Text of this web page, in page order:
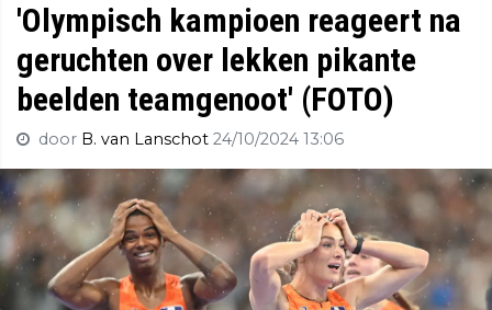
'Olympisch kampioen reageert na
geruchten over lekken pikante
beelden teamgenoot' (FOTO)
door B. van Lanschot 24/10/2024 13:06